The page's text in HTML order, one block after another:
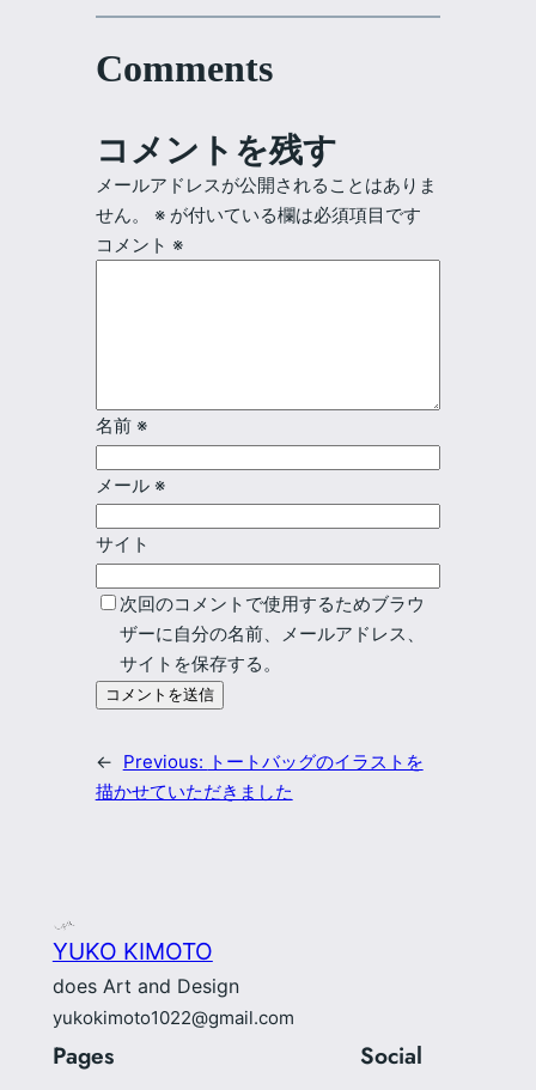
Comments
コメントを残す
メールアドレスが公開されることはありま
せん。
※が付いている欄は必須項目です
コメント ※
名前 ※
メール ※
サイト
次回のコメントで使用するためブラウ
ザーに自分の名前、メールアドレス、
サイトを保存する。
← Previous: トートバッグのイラストを
描かせていただきました
YUKO KIMOTO
does Art and Design
yukokimoto1022@gmail.com
Pages Social